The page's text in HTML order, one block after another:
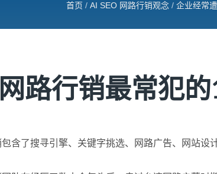
首页 / AI SEO 网路行销观念 / 企业经常
路行销最常犯
含了搜寻引擎、关键字挑选、网路广告、网站设